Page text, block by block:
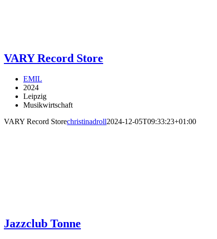
VARY Record Store
EMIL
2024
Leipzig
Musikwirtschaft
VARY Record Storechristinadroll2024-12-05T09:33:23+01:00
Jazzclub Tonne